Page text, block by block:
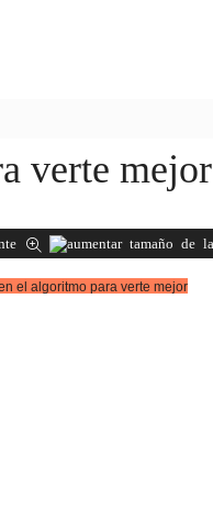
verte mejor